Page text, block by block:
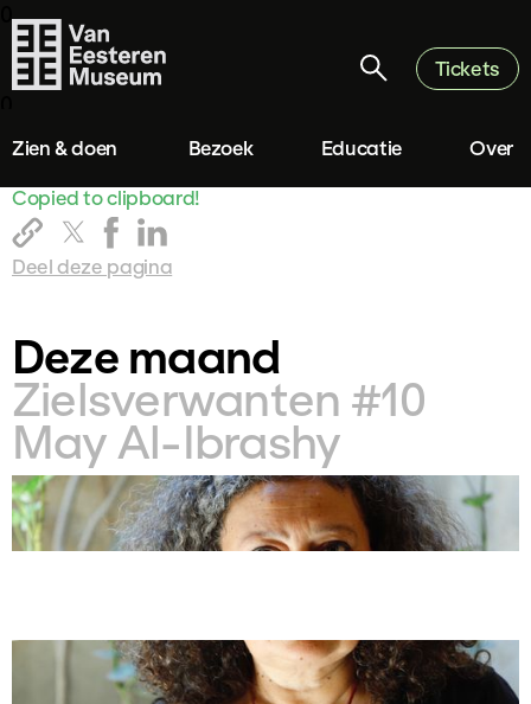
0
Tickets
Zien & doen Bezoek Educatie Over
Deel deze pagina
Copied to clipboard!
Deze maand
Zielsverwanten #10
May Al-Ibrashy